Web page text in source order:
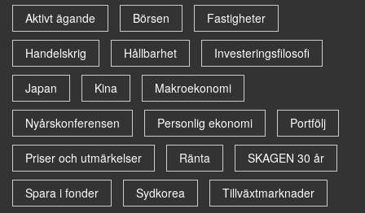
Aktivt ägande Börsen Fastigheter
Handelskrig Hållbarhet Investeringsfilosofi
Japan Kina Makroekonomi
Nyårskonferensen Personlig ekonomi Portfölj
Priser och utmärkelser Ränta SKAGEN 30 år
Spara i fonder Sydkorea Tillväxtmarknader